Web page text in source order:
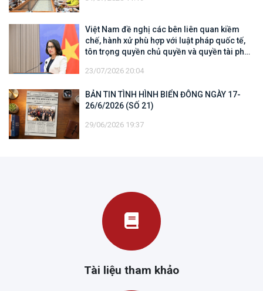
Việt Nam đề nghị các bên liên quan kiềm
chế, hành xử phù hợp với luật pháp quốc tế,
tôn trọng quyền chủ quyền và quyền tài phán
địa của quốc gia ven biển
23/07/2026 20:04
BẢN TIN TÌNH HÌNH BIỂN ĐÔNG NGÀY 17-
26/6/2026 (SỐ 21)
29/06/2026 19:37
Tài liệu tham khảo